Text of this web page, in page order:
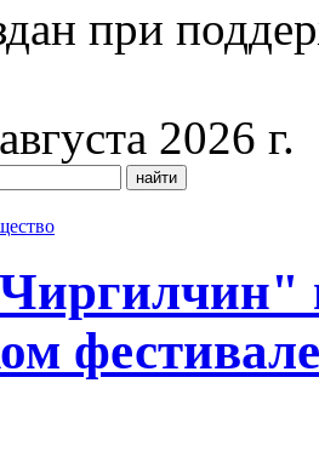
при
2026 г.